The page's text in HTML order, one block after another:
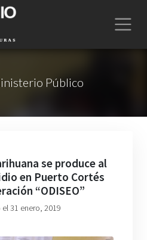
Público
se produce al
en Puerto Cortés
“ODISEO”
31 enero, 2019